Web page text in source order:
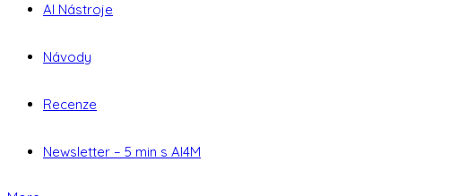
AI Nástroje
Návody
Recenze
Newsletter – 5 min s AI4M